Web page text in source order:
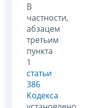
В
частности,
абзацем
третьим
пункта
1
статьи
386
Кодекса